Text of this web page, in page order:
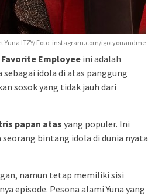
Yuna ITZY/ Foto: instagram.com/igotyouandme
Favorite Employee ini adalah
idola di atas panggung
sosok yang tidak jauh dari
papan atasyang populer. Ini
seorang bintang idola di dunia nyata
namun tetap memiliki sisi
episode. Pesona alami Yuna yang